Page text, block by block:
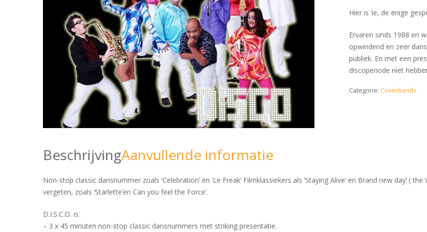
Hier is ‘ie, de enige
Ervaren sinds 1988 en
opwindend en zeer
publiek. En met een
discoperiode niet
Categorie:Coverbands
BeschrijvingAanvullende informatie
Non-stop classic dansnummer zoals ‘Celebration’ en ‘Le Freak’ Filmklassiekers als ‘Staying Alive’ en Brand new day’ (
vergeten, zoals ‘Starlette’en Can you feel the Force’.
D.I.S.C.O. is:
– 3 x 45 minuten non-stop classic dansnummers met striking presentatie.